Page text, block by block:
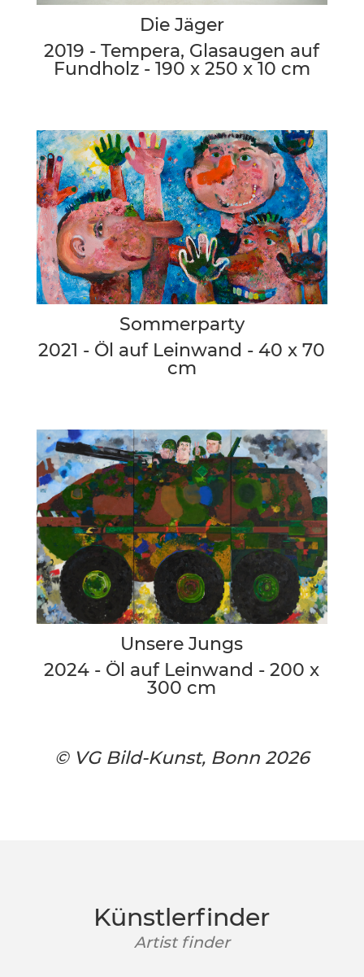
Die Jäger
2019 - Tempera, Glasaugen auf
Fundholz - 190 x 250 x 10 cm
Sommerparty
2021 - Öl auf Leinwand - 40 x 70
cm
Unsere Jungs
2024 - Öl auf Leinwand - 200 x
300 cm
© VG Bild-Kunst, Bonn 2026
Künstlerfinder
Artist finder